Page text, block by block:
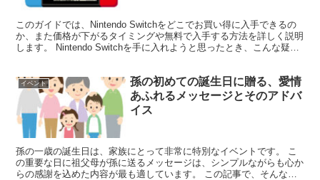
このガイドでは、Nintendo Switchをどこでお買い得に入手できるの
か、また価格が下がるタイミングや無料で入手する方法を詳しく説明
します。 Nintendo Switchを手に入れようと思ったとき、こんな疑問
イベント
孫の初めての誕生日に贈る、愛情
あふれるメッセージとそのアドバ
イス
孫の一歳の誕生日は、家族にとって非常に特別なイベントです。 こ
の重要な日に祖父母が孫に送るメッセージは、シンプルながらも心か
らの感謝を込めた内容が最も適しています。 この記事で、そんな記